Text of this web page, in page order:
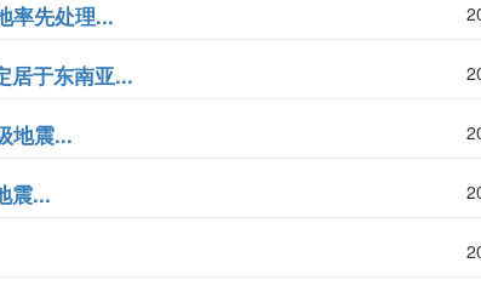
率先处理...
居于东南亚...
地震...
震...